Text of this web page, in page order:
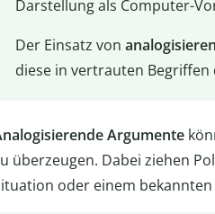
Darstellung als Computer-
Der Einsatz von
diese in vertrauten
Argumente
überzeugen. Dabei ziehen
oder einem